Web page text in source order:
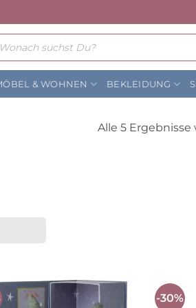
& WOHNEN BEKLEIDUNG
Alle 5
Auf die
-30%